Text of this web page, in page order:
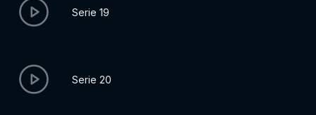
Serie 19
Serie 20